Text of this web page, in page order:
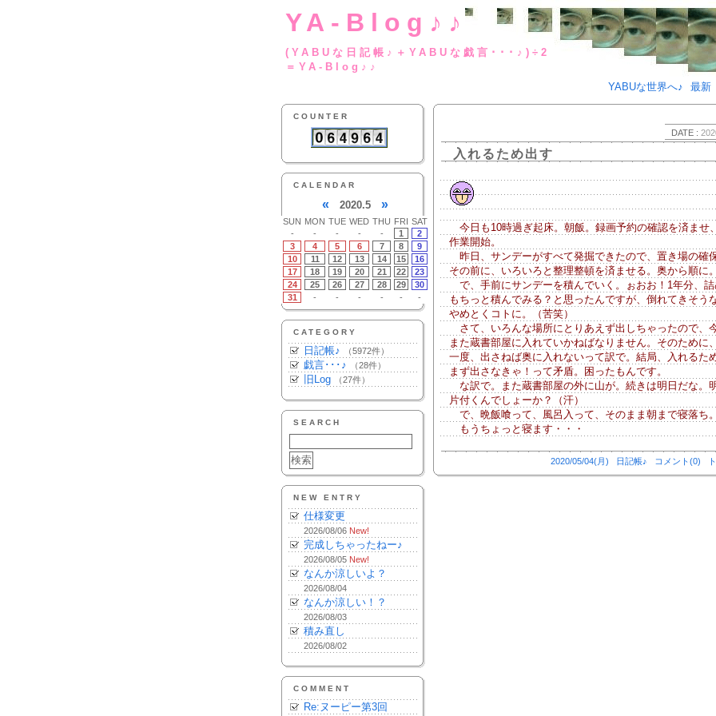
YA-Blog♪♪
(YABUな日記帳♪＋YABUな戯言･･
＝YA-Blog♪♪
YABUな世界へ♪
最新
COUNTER
CALENDAR
« 2020.5 »
SUN MON TUE WED THU FRI SAT
-
- - - - 1
2
3
4 5 6 7 8
9
10
11 12 13 14 15
16
17
18 19 20 21 22
23
24
25 26 27 28 29
30
31
- - - - - -
CATEGORY
日記帳♪ （5972件）
戯言･･･♪ （28件）
旧Log （27件）
SEARCH
NEW ENTRY
仕様変更
2026/08/06 New!
完成しちゃったねー♪
2026/08/05 New!
なんか涼しいよ？
2026/08/04
なんか涼しい！？
2026/08/03
積み直し
2026/08/02
COMMENT
Re:ヌーピー第3回
DATE :
入れるため出す
今日も10時過ぎ起床。朝飯。録画予約の確認を済ませ
作業開始。
昨日、サンデーがすべて発掘できたので、置き場の確保
その前に、いろいろと整理整頓を済ませる。奥から順に
で、手前にサンデーを積んでいく。ぉおお！1年分、詰
もちっと積んでみる？と思ったんですが、倒れてきそう
やめとくコトに。（苦笑）
さて、いろんな場所にとりあえず出しちゃったので、
また蔵書部屋に入れていかねばなりません。そのために
一度、出さねば奥に入れないって訳で。結局、入れるた
まず出さなきゃ！って矛盾。困ったもんです。
な訳で。また蔵書部屋の外に山が。続きは明日だな。
片付くんでしょーか？（汗）
で、晩飯喰って、風呂入って、そのまま朝まで寝落ち
もうちょっと寝ます・・・
2020/05/04(月) 日記帳♪ コメント(0)